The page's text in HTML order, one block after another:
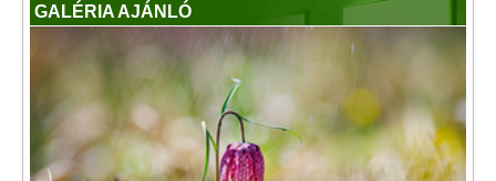
GALÉRIA AJÁNLÓ